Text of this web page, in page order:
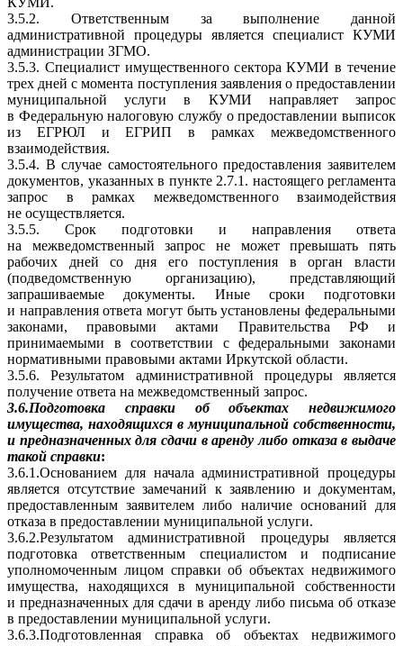
3.5.2. Ответственным за выполнение данной
административной процедуры является специалист КУМИ
администрации ЗГМО.
3.5.3. Специалист имущественного сектора КУМИ в течение
трех дней с момента поступления заявления о предоставлении
муниципальной услуги в КУМИ направляет запрос
в Федеральную налоговую службу о предоставлении выписок
из ЕГРЮЛ и ЕГРИП в рамках межведомственного
взаимодействия.
3.5.4. В случае самостоятельного предоставления заявителем
документов, указанных в пункте 2.7.1. настоящего регламента
запрос в рамках межведомственного взаимодействия
не осуществляется.
3.5.5. Срок подготовки и направления ответа
на межведомственный запрос не может превышать пять
рабочих дней со дня его поступления в орган власти
(подведомственную организацию), представляющий
запрашиваемые документы. Иные сроки подготовки
и направления ответа могут быть установлены федеральными
законами, правовыми актами Правительства РФ и
принимаемыми в соответствии с федеральными законами
нормативными правовыми актами Иркутской области.
3.5.6. Результатом административной процедуры является
получение ответа на межведомственный запрос.
3.6.Подготовка справки об объектах недвижимого
имущества, находящихся в муниципальной собственности,
и предназначенных для сдачи в аренду либо отказа в выдаче
такой справки:
3.6.1.Основанием для начала административной процедуры
является отсутствие замечаний к заявлению и документам,
предоставленным заявителем либо наличие оснований для
отказа в предоставлении муниципальной услуги.
3.6.2.Результатом административной процедуры является
подготовка ответственным специалистом и подписание
уполномоченным лицом справки об объектах недвижимого
имущества, находящихся в муниципальной собственности
и предназначенных для сдачи в аренду либо письма об отказе
в предоставлении муниципальной услуги.
3.6.3.Подготовленная справка об объектах недвижимого